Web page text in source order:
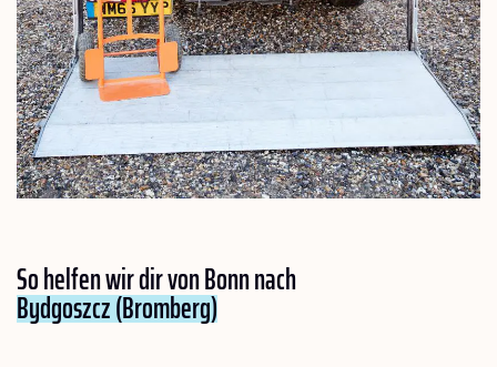
So helfen wir dir von Bonn nach
Bydgoszcz (Bromberg)